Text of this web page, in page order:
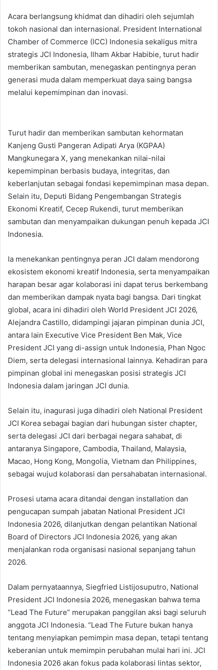
Acara berlangsung khidmat dan dihadiri oleh sejumlah
tokoh nasional dan internasional. President International
Chamber of Commerce (ICC) Indonesia sekaligus mitra
strategis JCI Indonesia, Ilham Akbar Habibie, turut hadir
memberikan sambutan, menegaskan pentingnya peran
generasi muda dalam memperkuat daya saing bangsa
melalui kepemimpinan dan inovasi.
Turut hadir dan memberikan sambutan kehormatan
Kanjeng Gusti Pangeran Adipati Arya (KGPAA)
Mangkunegara X, yang menekankan nilai-nilai
kepemimpinan berbasis budaya, integritas, dan
keberlanjutan sebagai fondasi kepemimpinan masa depan.
Selain itu, Deputi Bidang Pengembangan Strategis
Ekonomi Kreatif, Cecep Rukendi, turut memberikan
sambutan dan menyampaikan dukungan penuh kepada JCI
Indonesia.
Ia menekankan pentingnya peran JCI dalam mendorong
ekosistem ekonomi kreatif Indonesia, serta menyampaikan
harapan besar agar kolaborasi ini dapat terus berkembang
dan memberikan dampak nyata bagi bangsa. Dari tingkat
global, acara ini dihadiri oleh World President JCI 2026,
Alejandra Castillo, didampingi jajaran pimpinan dunia JCI,
antara lain Executive Vice President Ben Mak, Vice
President JCI yang di-assign untuk Indonesia, Phan Ngoc
Diem, serta delegasi internasional lainnya. Kehadiran para
pimpinan global ini menegaskan posisi strategis JCI
Indonesia dalam jaringan JCI dunia.
Selain itu, inagurasi juga dihadiri oleh National President
JCI Korea sebagai bagian dari hubungan sister chapter,
serta delegasi JCI dari berbagai negara sahabat, di
antaranya Singapore, Cambodia, Thailand, Malaysia,
Macao, Hong Kong, Mongolia, Vietnam dan Philippines,
sebagai wujud kolaborasi dan persahabatan internasional.
Prosesi utama acara ditandai dengan installation dan
pengucapan sumpah jabatan National President JCI
Indonesia 2026, dilanjutkan dengan pelantikan National
Board of Directors JCI Indonesia 2026, yang akan
menjalankan roda organisasi nasional sepanjang tahun
2026.
Dalam pernyataannya, Siegfried Listijosuputro, National
President JCI Indonesia 2026, menegaskan bahwa tema
“Lead The Future” merupakan panggilan aksi bagi seluruh
anggota JCI Indonesia. “Lead The Future bukan hanya
tentang menyiapkan pemimpin masa depan, tetapi tentang
keberanian untuk memimpin perubahan mulai hari ini. JCI
Indonesia 2026 akan fokus pada kolaborasi lintas sektor,